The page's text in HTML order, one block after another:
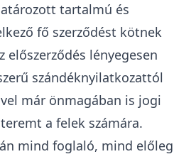
tartalmú és
fő szerződést kötnek
előszerződés lényegesen
szándéknyilatkozattól
már önmagában is jogi
a felek számára.
mind foglaló, mind előleg